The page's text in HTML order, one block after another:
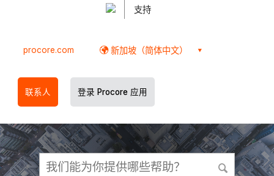
支持
procore.com 新加坡（简体中文）
联系人 登录 Procore 应用